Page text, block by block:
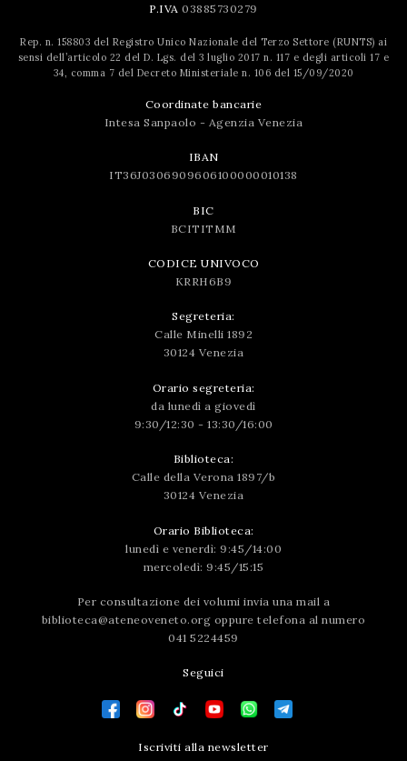
P.IVA 03885730279
Rep. n. 158803 del Registro Unico Nazionale del Terzo Settore (RUNTS) ai
sensi dell’articolo 22 del D. Lgs. del 3 luglio 2017 n. 117 e degli articoli 17 e
34, comma 7 del Decreto Ministeriale n. 106 del 15/09/2020
Coordinate bancarie
Intesa Sanpaolo - Agenzia Venezia
IBAN
IT36J0306909606100000010138
BIC
BCITITMM
CODICE UNIVOCO
KRRH6B9
Segreteria:
Calle Minelli 1892
30124 Venezia
Orario segreteria:
da lunedì a giovedì
9:30/12:30 - 13:30/16:00
Biblioteca:
Calle della Verona 1897/b
30124 Venezia
Orario Biblioteca:
lunedì e venerdì: 9:45/14:00
mercoledì: 9:45/15:15
Per consultazione dei volumi invia una mail a
biblioteca@ateneoveneto.org oppure telefona al numero
041 5224459
Seguici
Iscriviti alla newsletter